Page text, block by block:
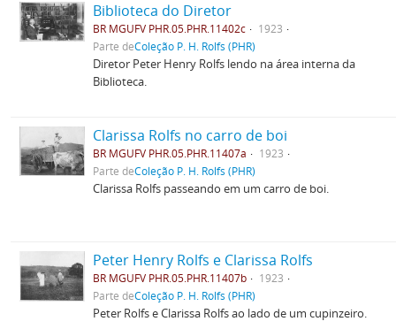
Biblioteca do Diretor
BR MGUFV PHR.05.PHR.11402c
1923
Parte deColeção P. H. Rolfs (PHR)
Diretor Peter Henry Rolfs lendo na área interna da
Biblioteca.
Clarissa Rolfs no carro de boi
BR MGUFV PHR.05.PHR.11407a
1923
Parte deColeção P. H. Rolfs (PHR)
Clarissa Rolfs passeando em um carro de boi.
Peter Henry Rolfs e Clarissa Rolfs
BR MGUFV PHR.05.PHR.11407b
1923
Parte deColeção P. H. Rolfs (PHR)
Peter Rolfs e Clarissa Rolfs ao lado de um cupinzeiro.